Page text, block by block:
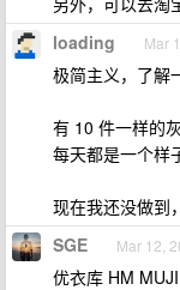
loading Mar
极简主义，了解
有 10 件一样的
每天都是一个样
现在我还没做到
SGE Mar 12,
优衣库 HM